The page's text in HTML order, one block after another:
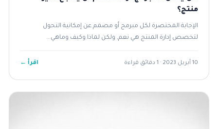
منتج؟
الإجابة المختصرة لكل مبرمج أو مصمم عن إمكانية التحول
لتخصص إدارة المنتج هي نعم, ولكن لماذا وكيف وماهي...
10 أبريل 2023 · 1 دقائق قراءة اقرأ ←